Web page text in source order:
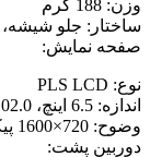
وزن: 188 گرم
ساختار: جلو
صفحه نمایش:
نوع: PLS LCD
اندازه: 6.5 اینچ، 102.0 سانتیمتر مربع
وضوح: 720×1600 پیکسل، 20:9 نسبت (~270 ppi تراکم) [2]
دوربین پشت: